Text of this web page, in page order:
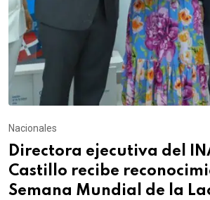
Nacionales
Directora ejecutiva del
Castillo recibe
Semana Mundial de la